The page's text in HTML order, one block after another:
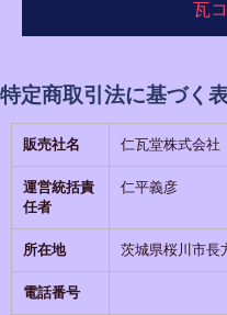
瓦
特定商取引法に基づく
販売社名 仁瓦堂株式会社
運営統括責
任者
仁平義彦
所在地 茨城県桜川市長
電話番号